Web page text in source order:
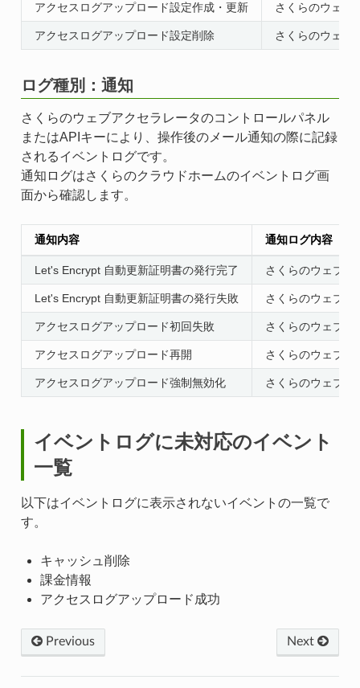
アクセスログアップロード設定作成・更新 さくらのウェブ
アクセスログアップロード設定削除 さくらのウェブ
ログ種別：通知
さくらのウェブアクセラレータのコントロールパネル
またはAPIキーにより、操作後のメール通知の際に記録
されるイベントログです。
通知ログはさくらのクラウドホームのイベントログ画
面から確認します。
通知内容 通知ログ内容
Let's Encrypt 自動更新証明書の発行完了 さくらのウェブ
Let's Encrypt 自動更新証明書の発行失敗 さくらのウェブ
アクセスログアップロード初回失敗 さくらのウェブ
アクセスログアップロード再開 さくらのウェブア
アクセスログアップロード強制無効化 さくらのウェブ
イベントログに未対応のイベント
一覧
以下はイベントログに表示されないイベントの一覧で
す。
キャッシュ削除
課金情報
アクセスログアップロード成功
Next
Previous